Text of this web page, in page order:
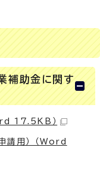
補助金に関す
17.5KB）
請用） （Word